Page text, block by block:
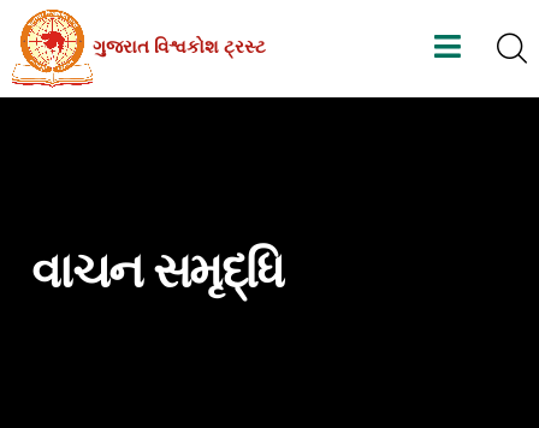
Skip
the
ગુજરાત વિશ્વકોશ ટ્રસ્ટ
વાચન સમૃદ્ધિ